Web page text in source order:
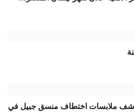
كشف ملابسات اختطاف منسق جبيل في